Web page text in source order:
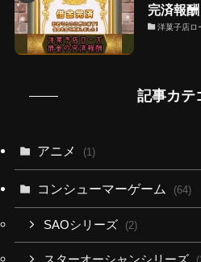
完済報
洋菓子店ロ
記事カテ
アニメ (1)
コンシューマーゲーム (64)
SAOシリーズ (2)